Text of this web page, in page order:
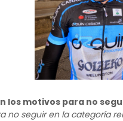
los motivos para no
no seguir en la categoría